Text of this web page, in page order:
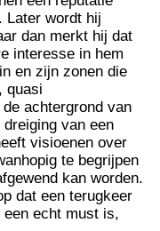
Later wordt hij
dan merkt hij dat
interesse in hem
en zijn zonen die
quasi
achtergrond van
van een
visioenen over
te begrijpen
kan worden.
dat een terugkeer
een echt must is,